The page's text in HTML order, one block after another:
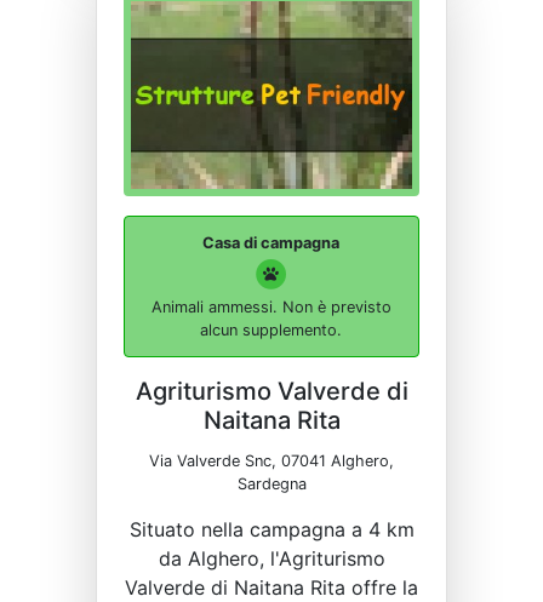
Casa di campagna
Animali ammessi. Non è previsto
alcun supplemento.
Agriturismo Valverde di
Naitana Rita
Via Valverde Snc, 07041 Alghero,
Sardegna
Situato nella campagna a 4 km
da Alghero, l'Agriturismo
Valverde di Naitana Rita offre la